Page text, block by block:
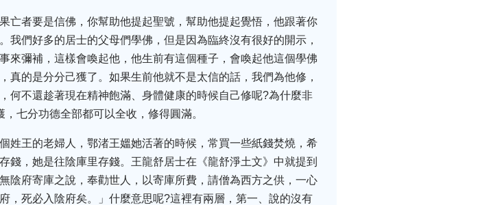
亡者要是信佛，你幫助他提起聖號，幫助他提起覺悟，他跟著你
們好多的居士的父母們學佛，但是因為臨終沒有很好的開示，
來彌補，這樣會喚起他，他生前有這個種子，會喚起他這個學佛
的是分分己獲了。如果生前他就不是太信的話，我們為他修，
何不還趁著現在精神飽滿、身體健康的時候自己修呢?為什麼非
七分功德全部都可以全收，修得圓滿。
姓王的老婦人，鄂渚王媼她活著的時候，常買一些紙錢焚燒，希
，她是往陰庫里存錢。王龍舒居士在《龍舒淨土文》中就提到
陰府寄庫之說，奉勸世人，以寄庫所費，請僧為西方之供，一心
，死必入陰府矣。」什麼意思呢?這裡有兩層，第一、說的沒有